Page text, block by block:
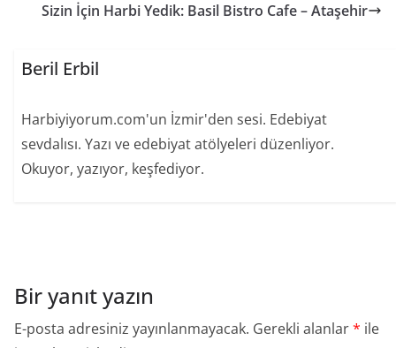
Sizin İçin Harbi Yedik: Basil Bistro Cafe – Ataşehir
Beril Erbil
Harbiyiyorum.com'un İzmir'den sesi. Edebiyat
sevdalısı. Yazı ve edebiyat atölyeleri düzenliyor.
Okuyor, yazıyor, keşfediyor.
Bir yanıt yazın
E-posta adresiniz yayınlanmayacak. Gerekli alanlar* ile